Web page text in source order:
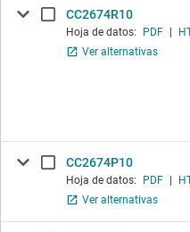
CC2674R10
Hoja de datos: PDF
Ver alternativas
CC2674P10
Hoja de datos: PDF
Ver alternativas